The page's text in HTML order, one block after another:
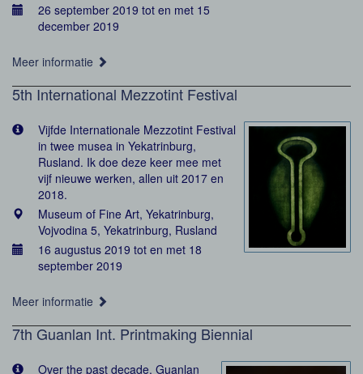
26 september 2019 tot en met 15
december 2019
Meer informatie
5th International Mezzotint Festival
Vijfde Internationale Mezzotint Festival
in twee musea in Yekatrinburg,
Rusland. Ik doe deze keer mee met
vijf nieuwe werken, allen uit 2017 en
2018.
Museum of Fine Art, Yekatrinburg,
Vojvodina 5, Yekatrinburg, Rusland
16 augustus 2019 tot en met 18
september 2019
Meer informatie
7th Guanlan Int. Printmaking Biennial
Over the past decade, Guanlan